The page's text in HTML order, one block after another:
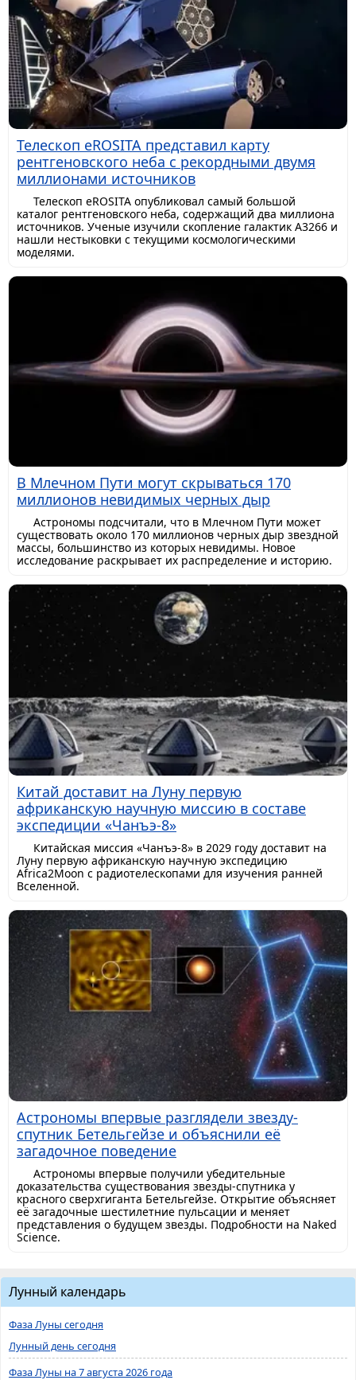
Телескоп eROSITA представил карту
рентгеновского неба с рекордными двумя
миллионами источников
Телескоп eROSITA опубликовал самый большой
каталог рентгеновского неба, содержащий два миллиона
источников. Ученые изучили скопление галактик A3266 и
нашли нестыковки с текущими космологическими
моделями.
В Млечном Пути могут скрываться 170
миллионов невидимых черных дыр
Астрономы подсчитали, что в Млечном Пути может
существовать около 170 миллионов черных дыр звездной
массы, большинство из которых невидимы. Новое
исследование раскрывает их распределение и историю.
Китай доставит на Луну первую
африканскую научную миссию в составе
экспедиции «Чанъэ-8»
Китайская миссия «Чанъэ-8» в 2029 году доставит на
Луну первую африканскую научную экспедицию
Africa2Moon с радиотелескопами для изучения ранней
Вселенной.
Астрономы впервые разглядели звезду-
спутник Бетельгейзе и объяснили её
загадочное поведение
Астрономы впервые получили убедительные
доказательства существования звезды-спутника у
красного сверхгиганта Бетельгейзе. Открытие объясняет
её загадочные шестилетние пульсации и меняет
представления о будущем звезды. Подробности на Naked
Science.
Лунный календарь
Фаза Луны сегодня
Лунный день сегодня
Фаза Луны на 7 августа 2026 года